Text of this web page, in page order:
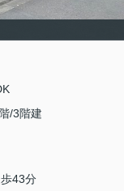
/3階建
歩43分